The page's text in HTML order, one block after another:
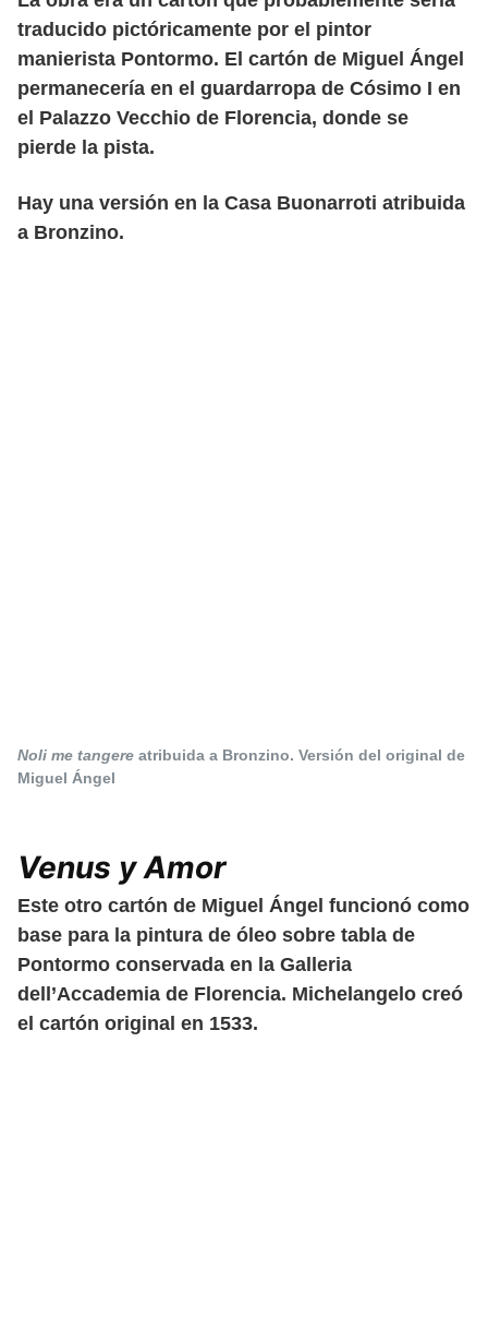
traducido pictóricamente por el pintor
manierista Pontormo. El cartón de Miguel Ángel
permanecería en el guardarropa de Cósimo I en
el Palazzo Vecchio de Florencia, donde se
pierde la pista.
Hay una versión en la Casa Buonarroti atribuida
a Bronzino.
Noli me tangere atribuida a Bronzino. Versión del original de
Miguel Ángel
Venus y Amor
Este otro cartón de Miguel Ángel funcionó como
base para la pintura de óleo sobre tabla de
Pontormo conservada en la Galleria
dell’Accademia de Florencia. Michelangelo creó
el cartón original en 1533.